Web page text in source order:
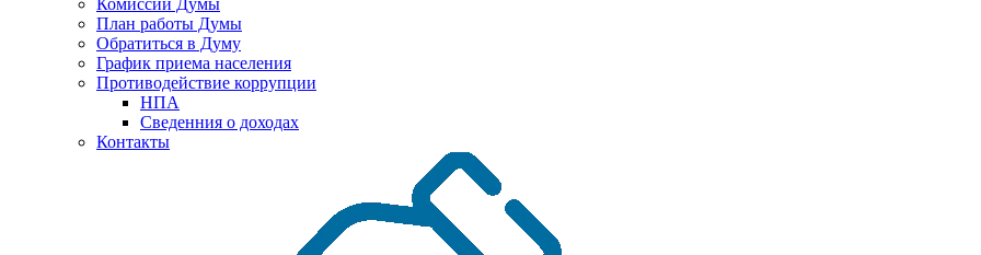
Комиссии Думы
План работы Думы
Обратиться в Думу
График приема населения
Противодействие коррупции
НПА
Сведенния о доходах
Контакты